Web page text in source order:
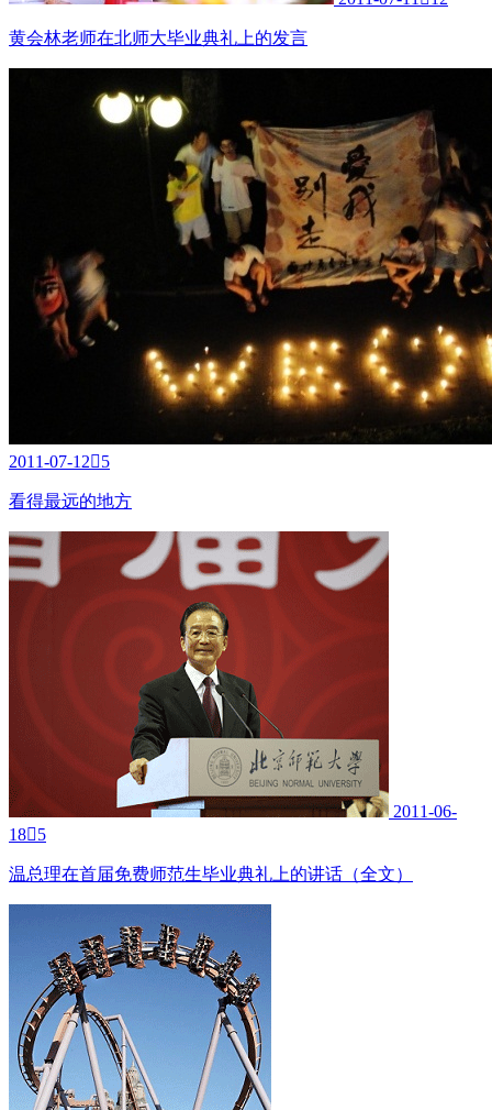
黄会林老师在北师大毕业典礼上的发言
2011-07-125
看得最远的地方
2011-06-
185
温总理在首届免费师范生毕业典礼上的讲话（全文）